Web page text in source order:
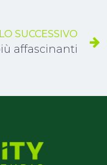
SUCCESSIVO
affascinanti